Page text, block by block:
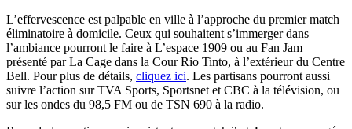
L’effervescence est palpable en ville à l’approche du premier match
éliminatoire à domicile. Ceux qui souhaitent s’immerger dans
l’ambiance pourront le faire à L’espace 1909 ou au Fan Jam
présenté par La Cage dans la Cour Rio Tinto, à l’extérieur du Centre
Bell. Pour plus de détails, cliquez ici. Les partisans pourront aussi
suivre l’action sur TVA Sports, Sportsnet et CBC à la télévision, ou
sur les ondes du 98,5 FM ou de TSN 690 à la radio.